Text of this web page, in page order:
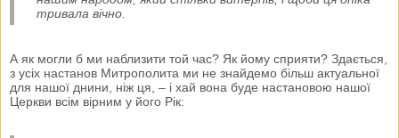
тривала вічно.
А як могли б ми наблизити той час? Як йому сприяти? Здається,
з усіх настанов Митрополита ми не знайдемо більш актуальної
для нашої днини, ніж ця, – і хай вона буде настановою нашої
Церкви всім вірним у його Рік: